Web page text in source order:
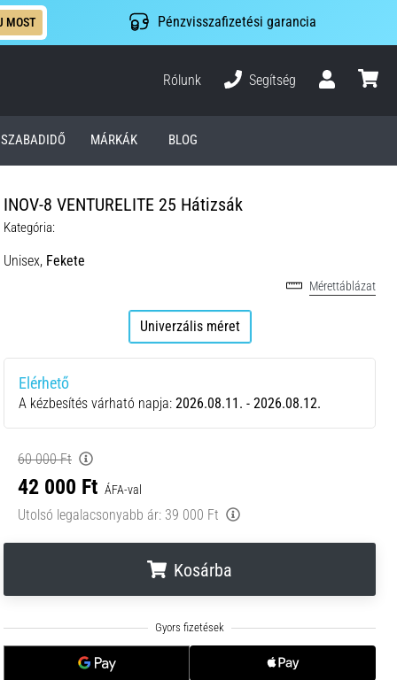
MOST Pénzvisszafizetési garancia
Rólunk
Segítség
SZABADIDŐ MÁRKÁK BLOG
INOV-8 VENTURELITE 25 Hátizsák
Kategória:
Unisex, Fekete
Mérettáblázat
Univerzális méret
Elérhető
A kézbesítés várható napja: 2026.08.11. - 2026.08.12.
60 000 Ft
42 000 Ft ÁFA-val
Utolsó legalacsonyabb ár: 39 000 Ft
Kosárba
..